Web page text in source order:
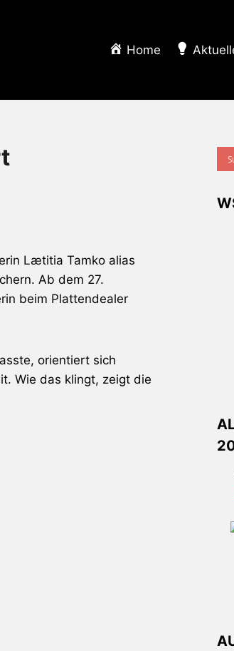
Home
Lætitia Tamko alias
Ab dem 27.
beim Plattendealer
orientiert sich
Wie das klingt, zeigt die